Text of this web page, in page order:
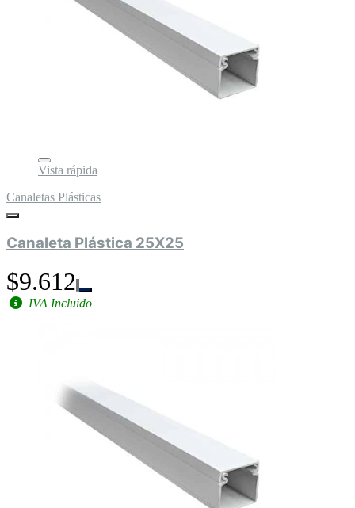
Vista rápida
Canaletas Plásticas
Canaleta Plástica 25X25
$9.612
IVA Incluido